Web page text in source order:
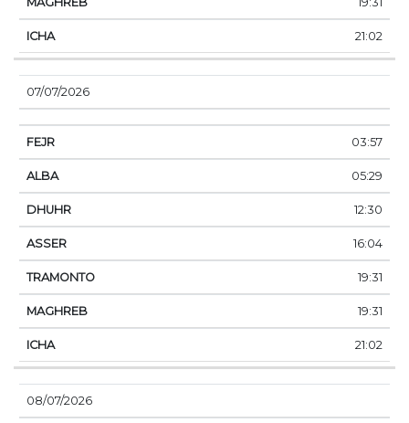
21:02
07/07/2026
03:57
05:29
12:30
16:04
19:31
19:31
21:02
08/07/2026